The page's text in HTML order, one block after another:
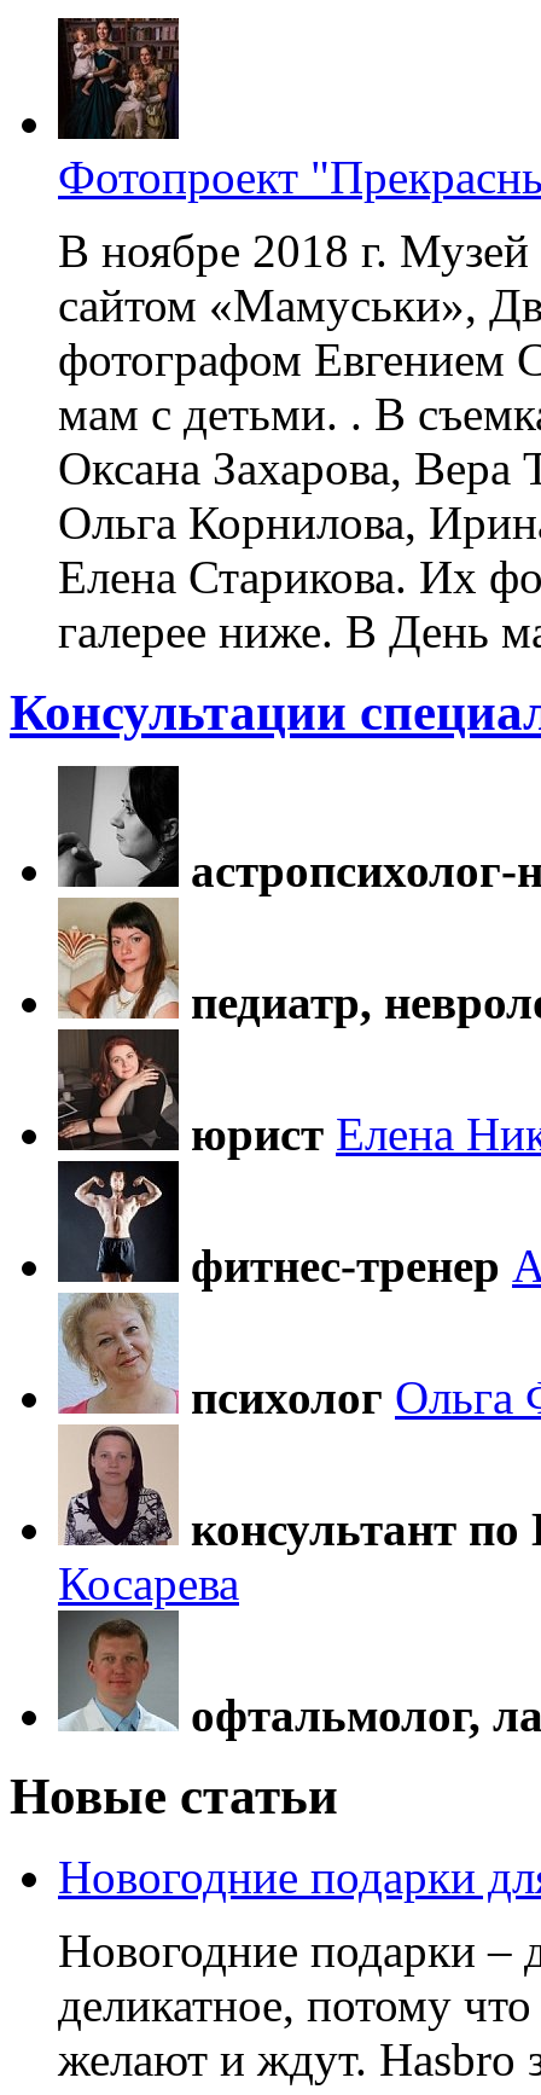
Фотопроект
В ноябре 2018 г. Музей
сайтом «Мамуськи»,
фотографом Евгением
мам с детьми. . В
Оксана Захарова,
Ольга Корнилова,
Елена Старикова. Их
галерее ниже. В День
Консультации
астропсихолог-
педиатр,
юрист Елена
фитнес-тренер
психолог Ольга
консультант
Косарева
офтальмолог,
Новые статьи
Новогодние подарки
Новогодние подарки –
деликатное, потому
желают и ждут. Hasbro